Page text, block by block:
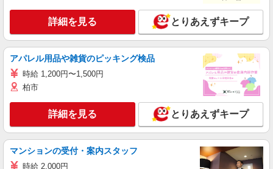
詳細を見る とりあえずキープ
アパレル用品や雑貨のピッキング検品
時給 1,200円〜1,500円
柏市
詳細を見る とりあえずキープ
マンションの受付・案内スタッフ
時給 2,000円